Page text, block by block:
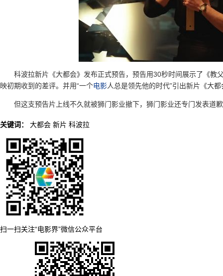
科波拉新片《大都会》发布正式预告，预告用30秒时间展示了《教
映初期收到的差评。并用“一个电影人总是领先他的时代”引出新片《大都
但这支预告片上线不久就被狮门影业撤下，狮门影业还专门发表道
关键词： 大都会 新片 科波拉
扫一扫关注“电影界”微信公众平台